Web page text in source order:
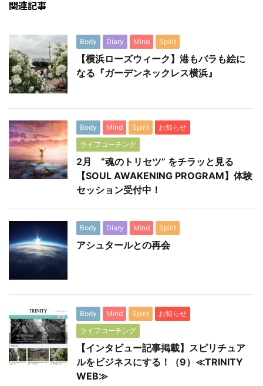
関連記事
Body Diary Mind Spirit
【横浜ローズウィーク】港もバラも絵に
なる『ガーデンネックレス横浜』
Body Mind Spirit
お知らせ
ライフコーチング
2月 ”魂のトリセツ” をチラッと見る
【SOUL AWAKENING PROGRAM】体験
セッション受付中！
Body Diary Mind Spirit
アシュタールとの再会
Body Mind Spirit
お知らせ
ライフコーチング
【インタビュー記事掲載】スピリチュア
ルをビジネスにする！（9）≪TRINITY
WEB≫